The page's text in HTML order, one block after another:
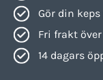
Gör din
Fri frakt
14 dagars